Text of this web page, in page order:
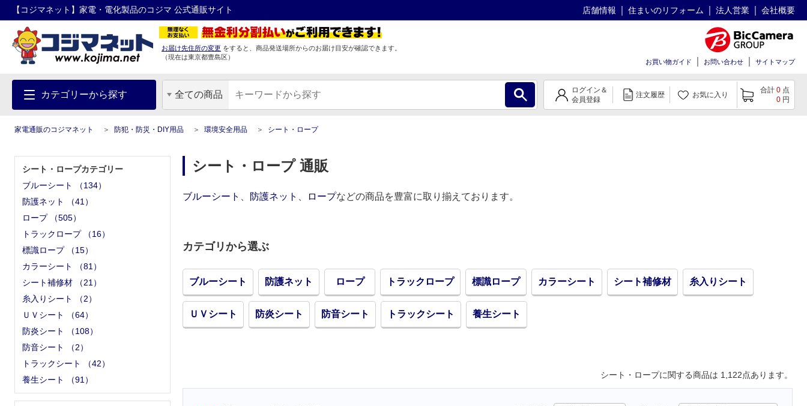
【コジマネット】家電・電化製品のコジマ 公式通販サイト 店舗情報 住まいのリフォーム 法人営業 会社概要
お届け先住所の変更 をすると、商品発送場所からのお届け目安が確認できます。
（現在は東京都豊島区）
お買い物ガイド お問い合わせ サイトマップ
カテゴリーから探す 全ての商品
ログイン＆
会員登録
注文履歴 お気に入り
合計 0 点
0 円
家電通販のコジマネット 防犯・防災・DIY用品 環境安全用品 シート・ロープ
シート・ロープカテゴリー
ブルーシート
（134）
防護ネット
（41 ）
ロープ
（505）
トラックロープ
（16）
標識ロープ
（15）
カラーシート
（81 ）
シート補修材
（21 ）
糸入りシート
（2）
ＵＶシート
（64）
防炎シート
（108）
防音シート
（2）
トラックシート
（42）
養生シート
（91 ）
シート・ロープ 通販
ブルーシート 防護ネット ロープなどの商品を豊富に取り揃えております。
カテゴリから選ぶ
ブルーシート 防護ネット ロープ トラックロープ 標識ロープ カラーシート シート補修材 糸入りシート
ＵＶシート 防炎シート 防音シート トラックシート 養生シート
シート・ロープに関する商品は 1,122点あります。